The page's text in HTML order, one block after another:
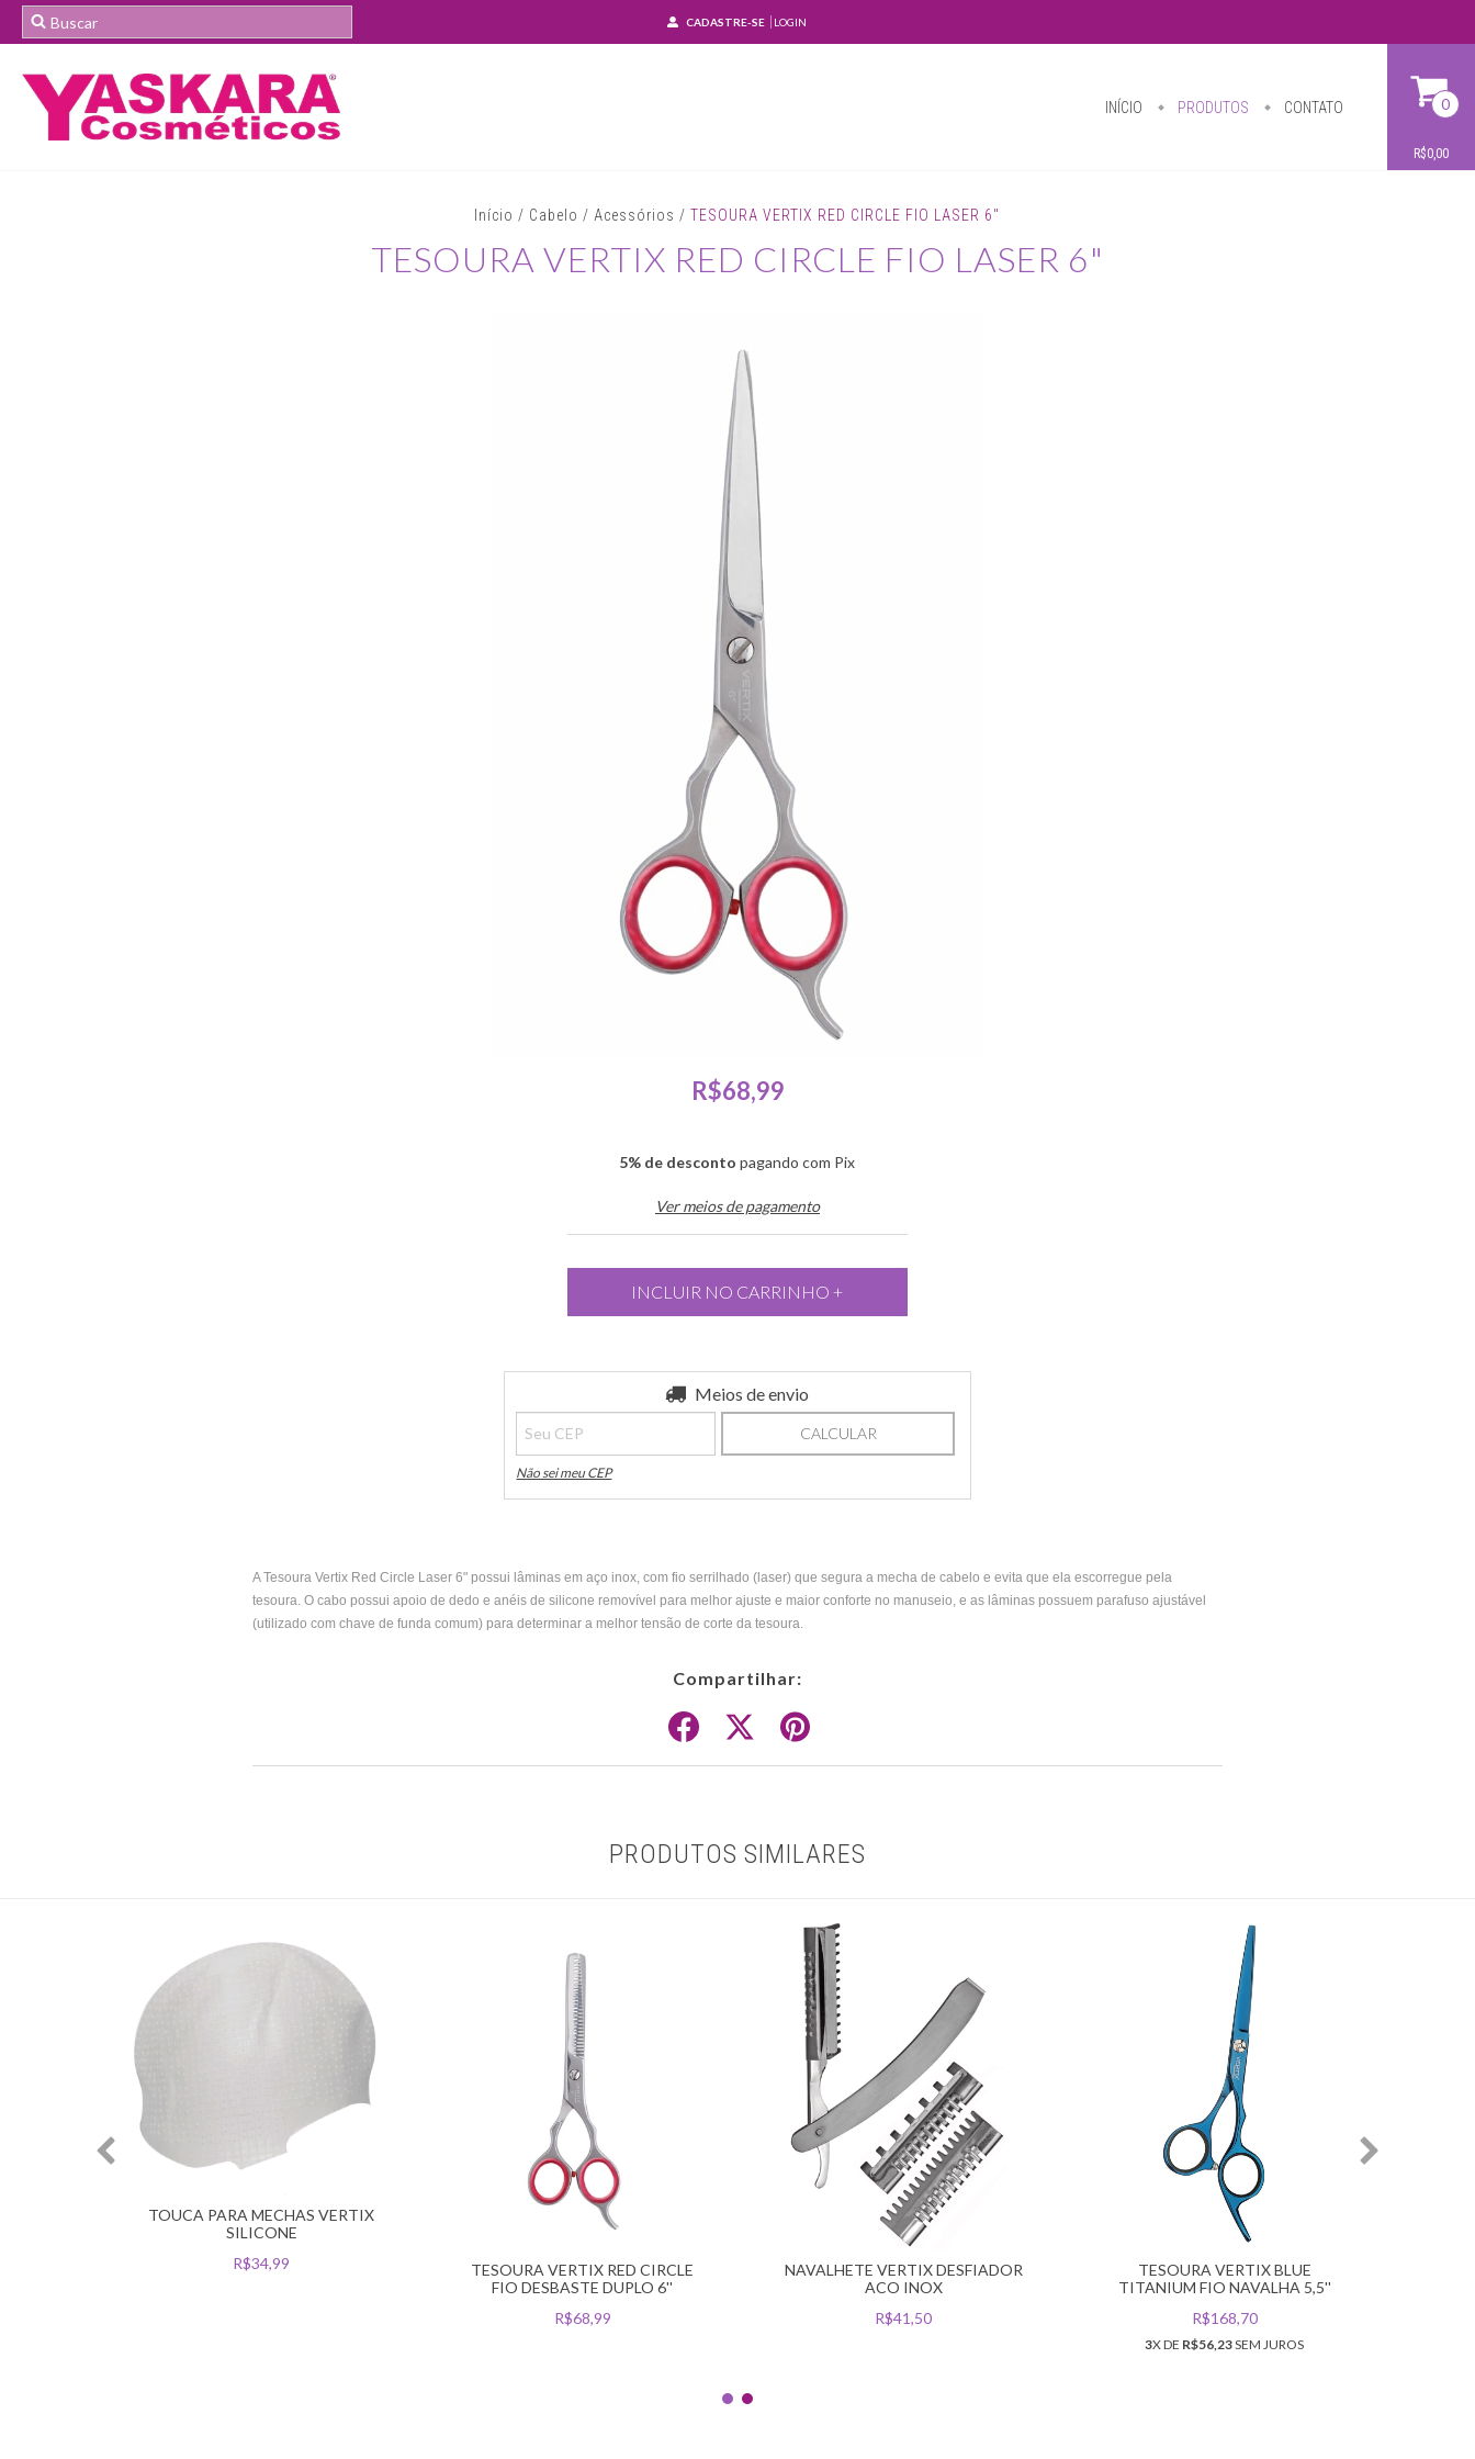
CADASTRE-SE LOGIN
INÍCIO PRODUTOS CONTATO 0
R$0,00
Início / Cabelo / Acessórios / TESOURA VERTIX RED CIRCLE FIO LASER 6"
TESOURA VERTIX RED CIRCLE FIO LASER 6"
R$68,99
5% de desconto pagando com Pix
Ver meios de pagamento
Meios de envio
CALCULAR
Não sei meu CEP
A Tesoura Vertix Red Circle Laser 6" possui lâminas em aço inox, com fio serrilhado (laser) que segura a mecha de cabelo e evita que ela escorregue pela
tesoura. O cabo possui apoio de dedo e anéis de silicone removível para melhor ajuste e maior conforte no manuseio, e as lâminas possuem parafuso ajustável
(utilizado com chave de funda comum) para determinar a melhor tensão de corte da tesoura.
Compartilhar:
PRODUTOS SIMILARES
TOUCA PARA MECHAS VERTIX
SILICONE
R$34,99
TESOURA VERTIX RED CIRCLE
FIO DESBASTE DUPLO 6''
R$68,99
NAVALHETE VERTIX DESFIADOR
ACO INOX
R$41,50
TESOURA VERTIX BLUE
TITANIUM FIO NAVALHA 5,5''
R$168,70
3X DE R$56,23SEM JUROS